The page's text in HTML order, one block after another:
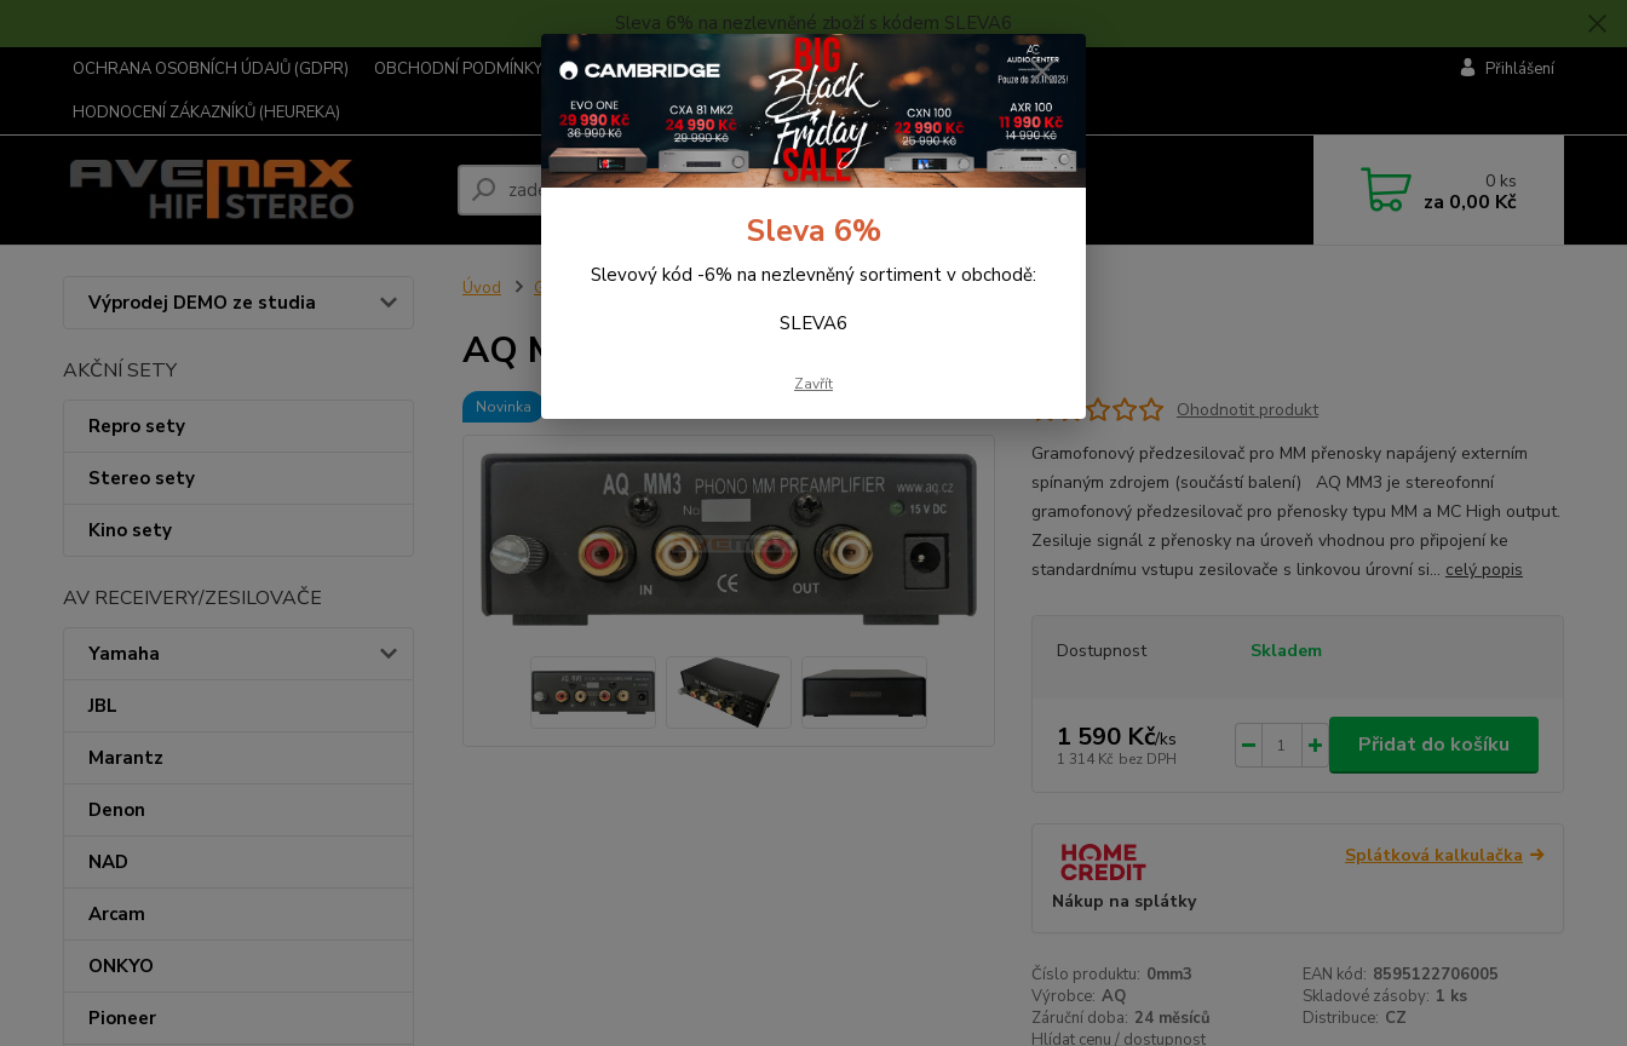
Sleva 6% na nezlevněné zboží s kódem SLEVA6
OCHRANA OSOBNÍCH ÚDAJŮ (GDPR) OBCHODNÍ PODMÍNKY ... KONTAKTY O NÁS
POPTÁVKA ZBOŽÍ - KALKULACE
HODNOCENÍ ZÁKAZNÍKŮ (HEUREKA)
Přihlášení
Hledat 0 ks
za 0,00 Kč
Výprodej DEMO ze studia
AKČNÍ SETY
Repro sety
Stereo sety
Kino sety
AV RECEIVERY/ZESILOVAČE
Yamaha
JBL
Marantz
Denon
NAD
Arcam
ONKYO
Pioneer
Úvod Gramo. předzesilovače AQ MM3
AQ MM3
Novinka
Ohodnotit produkt
Gramofonový předzesilovač pro MM přenosky napájený externím
spínaným zdrojem (součástí balení) AQ MM3 je stereofonní
gramofonový předzesilovač pro přenosky typu MM a MC High output.
Zesiluje signál z přenosky na úroveň vhodnou pro připojení ke
standardnímu vstupu zesilovače s linkovou úrovní si... celý popis
Dostupnost Skladem
1 590 Kč/ks
1 314 Kč bez DPH
Přidat do košíku
Splátková kalkulačka
Nákup na splátky
Číslo produktu: 0mm3 EAN kód: 8595122706005
Výrobce: AQ Skladové zásoby: 1 ks
Záruční doba: 24 měsíců Distribuce: CZ
Hlídat cenu / dostupnost
Sleva 6%
Slevový kód -6% na nezlevněný sortiment v obchodě:
SLEVA6
Zavřít